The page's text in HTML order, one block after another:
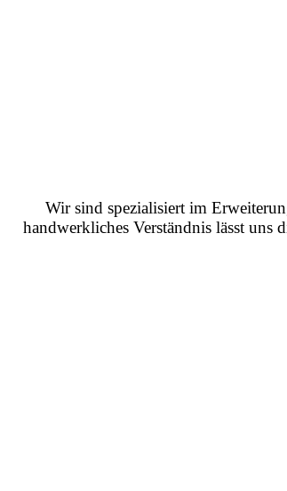
Wir sind spezialisiert im
handwerkliches Verständnis lässt uns